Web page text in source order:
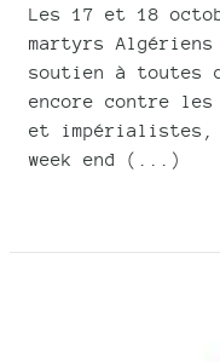
Les 17 et 18
martyrs
soutien à toutes
encore contre
et impérialistes,
week end (...)